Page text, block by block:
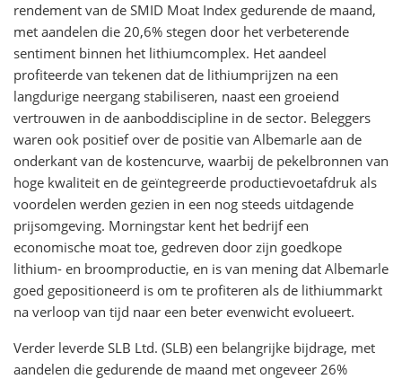
rendement van de SMID Moat Index gedurende de maand,
met aandelen die 20,6% stegen door het verbeterende
sentiment binnen het lithiumcomplex. Het aandeel
profiteerde van tekenen dat de lithiumprijzen na een
langdurige neergang stabiliseren, naast een groeiend
vertrouwen in de aanboddiscipline in de sector. Beleggers
waren ook positief over de positie van Albemarle aan de
onderkant van de kostencurve, waarbij de pekelbronnen van
hoge kwaliteit en de geïntegreerde productievoetafdruk als
voordelen werden gezien in een nog steeds uitdagende
prijsomgeving. Morningstar kent het bedrijf een
economische moat toe, gedreven door zijn goedkope
lithium- en broomproductie, en is van mening dat Albemarle
goed gepositioneerd is om te profiteren als de lithiummarkt
na verloop van tijd naar een beter evenwicht evolueert.
Verder leverde SLB Ltd. (SLB) een belangrijke bijdrage, met
aandelen die gedurende de maand met ongeveer 26%